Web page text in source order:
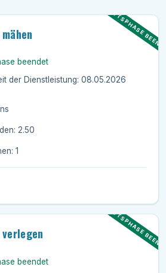
jäten
Hilfe
GEBOTSPHASE
beendet
der Dienstleistung: 08.05.2026
2.50
1
GEBOTSPHASE
beendet